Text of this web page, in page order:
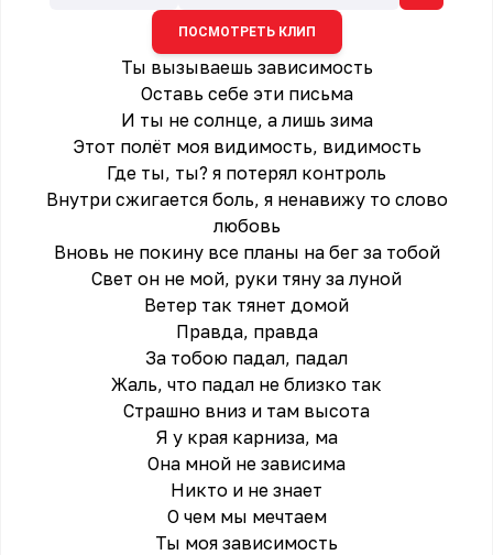
ПОСМОТРЕТЬ КЛИП
Ты вызываешь зависимость
Оставь себе эти письма
И ты не солнце, а лишь зима
Этот полёт моя видимость, видимость
Где ты, ты? я потерял контроль
Внутри сжигается боль, я ненавижу то слово
любовь
Вновь не покину все планы на бег за тобой
Свет он не мой, руки тяну за луной
Ветер так тянет домой
Правда, правда
За тобою падал, падал
Жаль, что падал не близко так
Страшно вниз и там высота
Я у края карниза, ма
Она мной не зависима
Никто и не знает
О чем мы мечтаем
Ты моя зависимость